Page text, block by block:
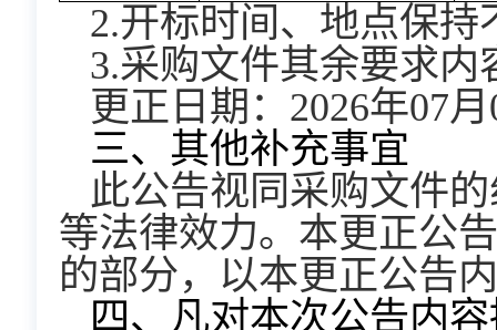
2.开标时间、地点保持
3.采购文件其余要求内
更正日期：2026年07
三、其他补充事宜
此公告视同采购文件
等法律效力。本更正公
的部分，以本更正公告
四、凡对本次公告内